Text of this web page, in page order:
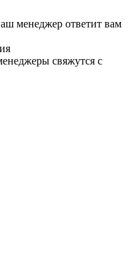
менеджер ответит вам
свяжутся с